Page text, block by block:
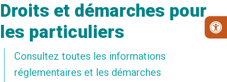
Droits et démarches pour
les particuliers
Consultez toutes les informations
réglementaires et les démarches